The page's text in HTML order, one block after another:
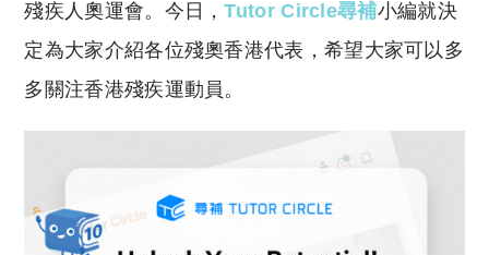
殘疾人奧運會。今日，Tutor Circle尋補小編就決
定為大家介紹各位殘奧香港代表，希望大家可以多
多關注香港殘疾運動員。